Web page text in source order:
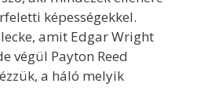
képességekkel.
amit Edgar Wright
végül Payton Reed
a háló melyik